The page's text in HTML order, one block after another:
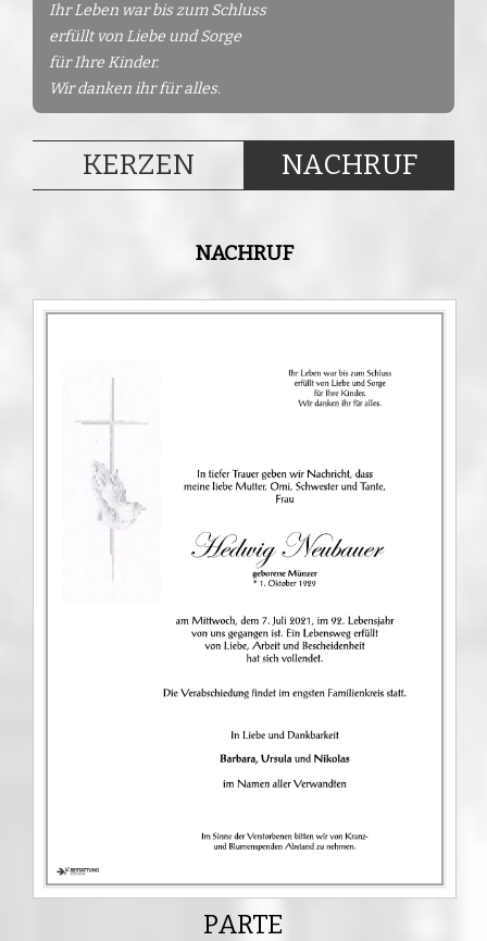
Ihr Leben war bis zum Schluss
erfüllt von Liebe und Sorge
für Ihre Kinder.
Wir danken ihr für alles.
KERZEN NACHRUF
NACHRUF
PARTE